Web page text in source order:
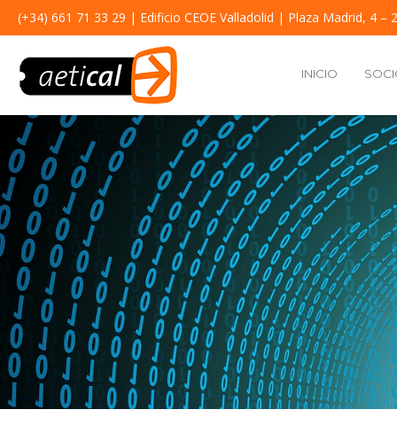
(+34) 661 71 33 29 | Edificio CEOE Valladolid | Plaza Madrid, 4 –
INICIO